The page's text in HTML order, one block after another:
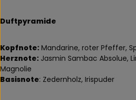
Duftpyramide
Kopfnote: Mandarine, roter Pfeffer,
Herznote: Jasmin Sambac Absolue,
Magnolie
Basisnote: Zedernholz, Irispuder